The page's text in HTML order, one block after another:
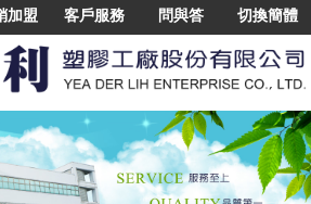
切換簡體
問與答
客戶服務
加盟